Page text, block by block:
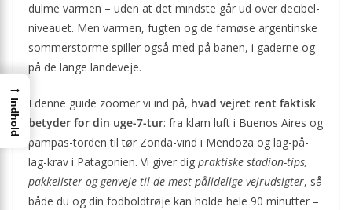
dulme varmen – uden at det mindste går ud over decibel-
niveauet. Men varmen, fugten og de famøse argentinske
sommerstorme spiller også med på banen, i gaderne og
på de lange landeveje.
I denne guide zoomer vi ind på, hvad vejret rent faktisk
betyder for din uge-7-tur: fra klam luft i Buenos Aires og
pampas-torden til tør Zonda-vind i Mendoza og lag-på-
lag-krav i Patagonien. Vi giver dig praktiske stadion-tips,
pakkelister og genveje til de mest pålidelige vejrudsigter, så
både du og din fodboldtrøje kan holde hele 90 minutter –
→
Indhold